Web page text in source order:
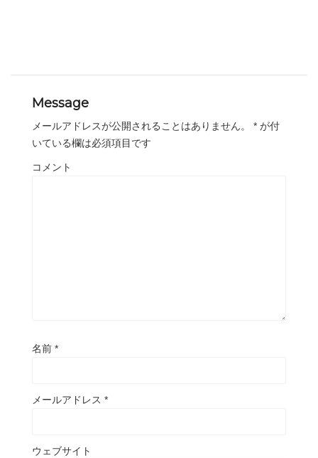
Message
メールアドレスが公開されることはありません。 * が付
いている欄は必須項目です
コメント
名前 *
メールアドレス *
ウェブサイト